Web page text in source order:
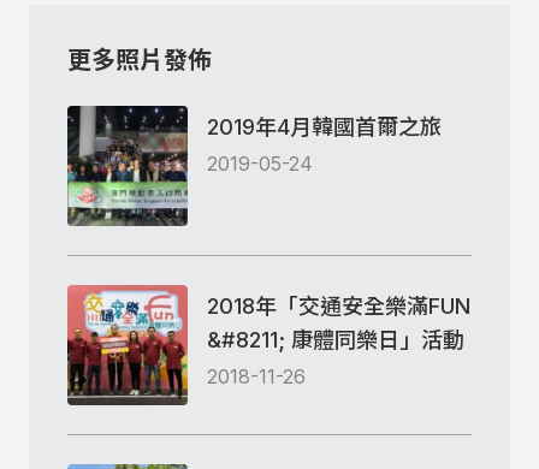
更多照片發佈
2019年4月韓國首爾之旅
2019-05-24
2018年「交通安全樂滿FUN
&#8211; 康體同樂日」活動
2018-11-26